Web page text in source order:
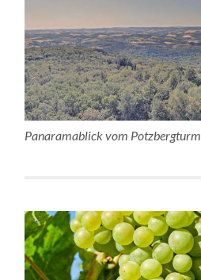
Panaramablick vom Potzbergturm